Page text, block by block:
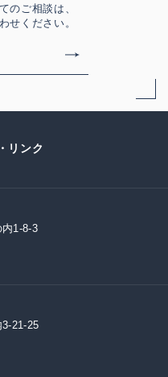
のご相談は、
せください。
リンク
1-8-3
21-25